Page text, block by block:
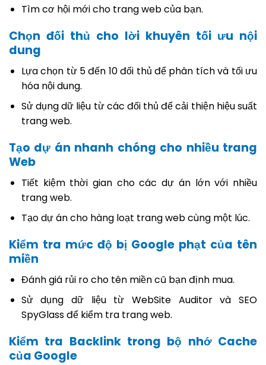
Tìm cơ hội mới cho trang web của bạn.
Chọn đối thủ cho lời khuyên tối ưu nội
dung
Lựa chọn từ 5 đến 10 đối thủ để phân tích và tối ưu
hóa nội dung.
Sử dụng dữ liệu từ các đối thủ để cải thiện hiệu suất
trang web.
Tạo dự án nhanh chóng cho nhiều trang
Web
Tiết kiệm thời gian cho các dự án lớn với nhiều
trang web.
Tạo dự án cho hàng loạt trang web cùng một lúc.
Kiểm tra mức độ bị Google phạt của tên
miền
Đánh giá rủi ro cho tên miền cũ bạn định mua.
Sử dụng dữ liệu từ WebSite Auditor và SEO
SpyGlass để kiểm tra trang web.
Kiểm tra Backlink trong bộ nhớ Cache
của Google